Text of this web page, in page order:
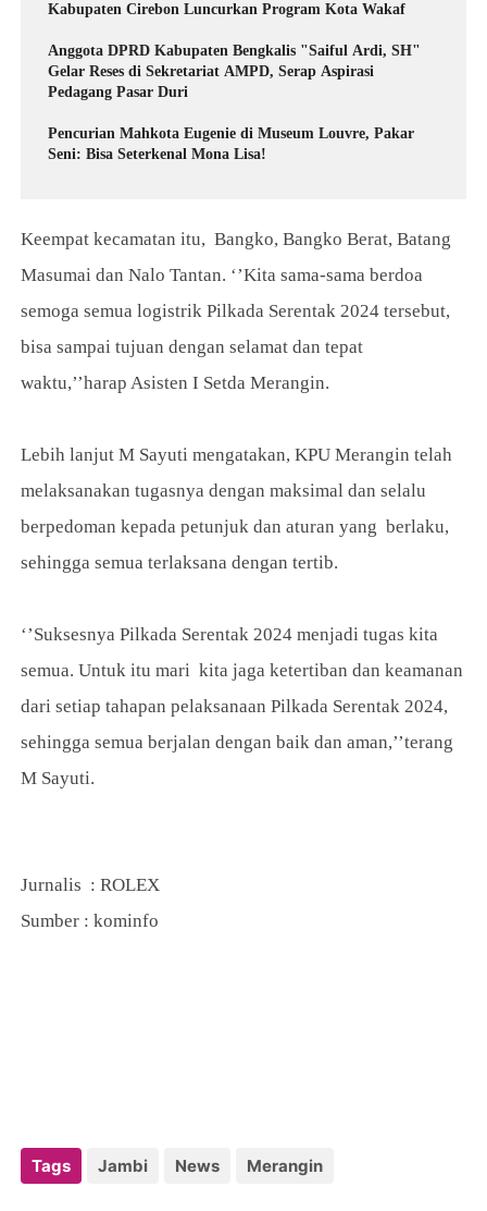
Kabupaten Cirebon Luncurkan Program Kota Wakaf
Anggota DPRD Kabupaten Bengkalis "Saiful Ardi, SH"
Gelar Reses di Sekretariat AMPD, Serap Aspirasi
Pedagang Pasar Duri
Pencurian Mahkota Eugenie di Museum Louvre, Pakar
Seni: Bisa Seterkenal Mona Lisa!
Keempat kecamatan itu, Bangko, Bangko Berat, Batang
Masumai dan Nalo Tantan. ‘’Kita sama-sama berdoa
semoga semua logistrik Pilkada Serentak 2024 tersebut,
bisa sampai tujuan dengan selamat dan tepat
waktu,’’harap Asisten I Setda Merangin.
Lebih lanjut M Sayuti mengatakan, KPU Merangin telah
melaksanakan tugasnya dengan maksimal dan selalu
berpedoman kepada petunjuk dan aturan yang berlaku,
sehingga semua terlaksana dengan tertib.
‘’Suksesnya Pilkada Serentak 2024 menjadi tugas kita
semua. Untuk itu mari kita jaga ketertiban dan keamanan
dari setiap tahapan pelaksanaan Pilkada Serentak 2024,
sehingga semua berjalan dengan baik dan aman,’’terang
M Sayuti.
Jurnalis : ROLEX
Sumber : kominfo
Tags Jambi News Merangin